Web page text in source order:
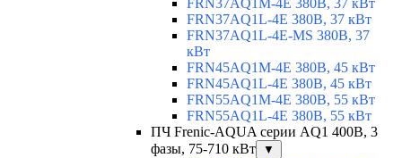
FRN37AQ1M-4E 380В, 37 кВт
FRN37AQ1L-4E 380В, 37 кВт
FRN37AQ1L-4E-MS 380В, 37
кВт
FRN45AQ1M-4E 380В, 45 кВт
FRN45AQ1L-4E 380В, 45 кВт
FRN55AQ1M-4E 380В, 55 кВт
FRN55AQ1L-4E 380В, 55 кВт
ПЧ Frenic-AQUA серии AQ1 400В, 3
фазы, 75-710 кВт
▼